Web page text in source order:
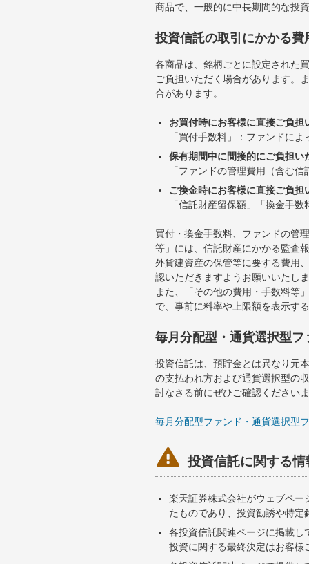
商品で、一般的に中長期間的な投
投資信託の取引にかかる費
各商品は、銘柄ごとに設定された
ご負担いただく場合があります。
合があります。
お買付時にお客様に直接ご負担
「買付手数料」：ファンドに
保有期間中に間接的にご負担い
「ファンドの管理費用（含む
ご換金時にお客様に直接ご負担
「信託財産留保額」「換金手
買付・換金手数料、ファンドの管
等」には、信託財産にかかる監査
外貨建資産の保管等に要する費用
認いただきますようお願いいたし
また、「その他の費用・手数料等
で、事前に料率や上限額を表示す
毎月分配型・通貨選択型
投資信託は、預貯金とは異なり元
の支払われ方および通貨選択型の
討なさる前にぜひご確認ください
毎月分配型ファンド・通貨選択型
 投資信託に関する
楽天証券株式会社がウェブペ
たものであり、投資勧誘や特
各投資信託関連ページに掲載
投資に関する最終決定はお客